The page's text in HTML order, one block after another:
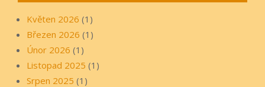
Květen 2026 (1)
Březen 2026 (1)
Únor 2026 (1)
Listopad 2025 (1)
Srpen 2025 (1)